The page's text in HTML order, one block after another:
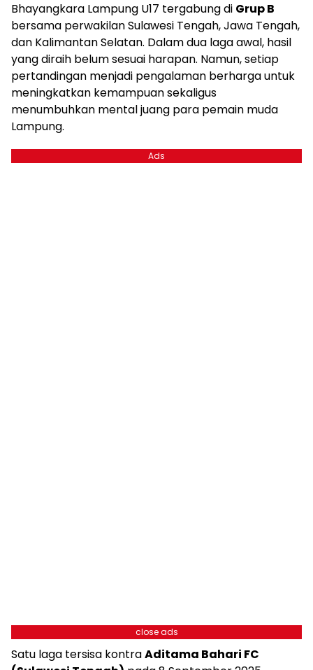
Bhayangkara Lampung U17 tergabung di Grup B
bersama perwakilan Sulawesi Tengah, Jawa Tengah,
dan Kalimantan Selatan. Dalam dua laga awal, hasil
yang diraih belum sesuai harapan. Namun, setiap
pertandingan menjadi pengalaman berharga untuk
meningkatkan kemampuan sekaligus
menumbuhkan mental juang para pemain muda
Lampung.
Ads
close ads
Satu laga tersisa kontraAditama Bahari FC